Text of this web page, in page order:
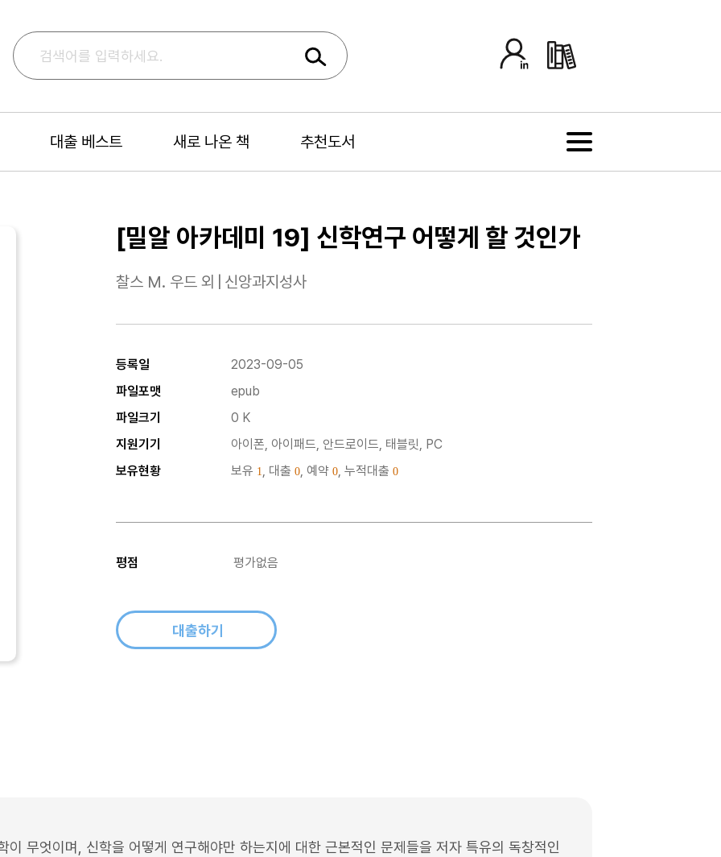
대출 베스트 새로 나온 책 추천도서
[밀알 아카데미 19] 신학연구 어떻게 할 것인가
찰스 M. 우드 외 신앙과지성사
등록일
2023-09-05
파일포맷
epub
파일크기
0 K
지원기기
아이폰, 아이패드, 안드로이드, 태블릿, PC
보유현황
보유 1, 대출 0, 예약 0, 누적대출 0
평점 평가없음
대출하기
이 무엇이며, 신학을 어떻게 연구해야만 하는지에 대한 근본적인 문제들을 저자 특유의 독창적인